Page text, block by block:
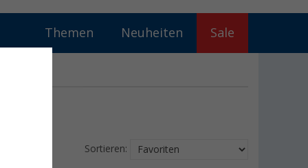
Themen Neuheiten Sale
Sortieren: